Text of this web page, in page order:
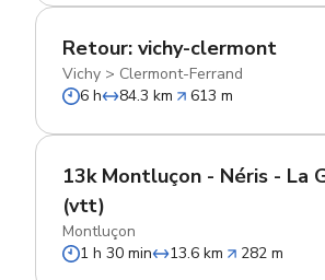
Retour: vichy-clermont
Vichy > Clermont-Ferrand
6 h
84.3 km 613 m
13k Montluçon - Néris - La
(vtt)
Montluçon
1 h 30 min
13.6 km 282 m